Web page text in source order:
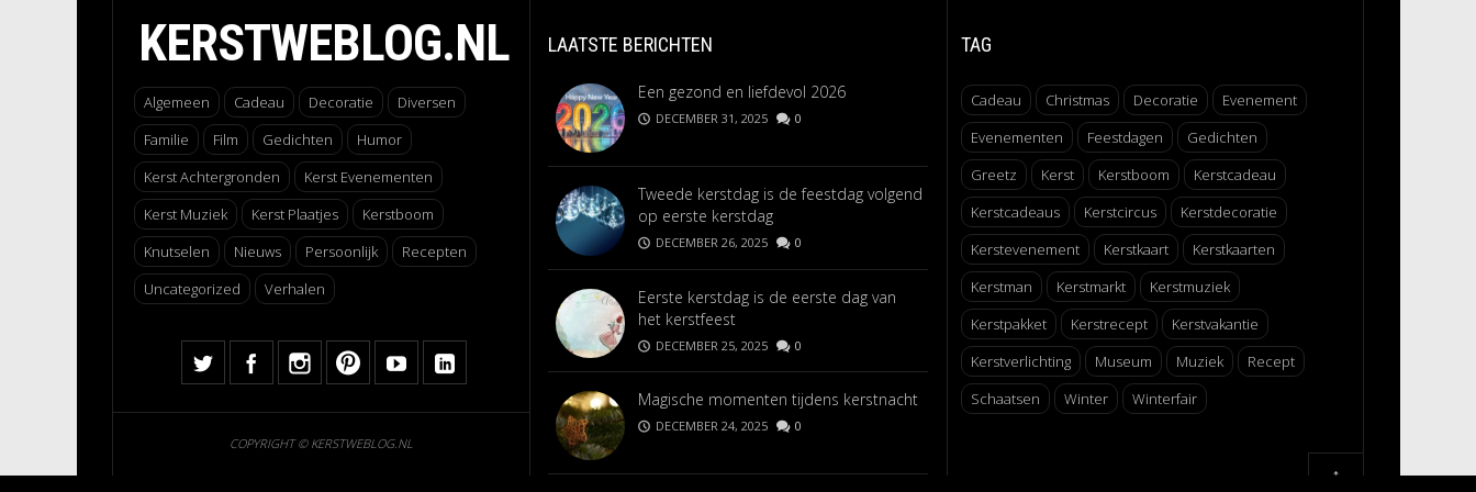
KERSTWEBLOG.NL
Algemeen Cadeau Decoratie
Diversen
Familie
Film Gedichten
Humor
Kerst Achtergronden
Kerst Evenementen
Kerst Muziek
Kerst Plaatjes
Kerstboom
Knutselen
Nieuws Persoonlijk
Recepten
Uncategorized
Verhalen
COPYRIGHT © KERSTWEBLOG.NL
LAATSTE BERICHTEN
Een gezond en liefdevol 2026
DECEMBER 31, 2025 0
Tweede kerstdag is de feestdag volgend
op eerste kerstdag
DECEMBER 26, 2025 0
Eerste kerstdag is de eerste dag van
het kerstfeest
DECEMBER 25, 2025 0
Magische momenten tijdens kerstnacht
DECEMBER 24, 2025 0
TAG
Cadeau Christmas Decoratie
Evenement
Evenementen
Feestdagen
Gedichten
Greetz
Kerst Kerstboom
Kerstcadeau
Kerstcadeaus
Kerstcircus
Kerstdecoratie
Kerstevenement
Kerstkaart
Kerstkaarten
Kerstman
Kerstmarkt
Kerstmuziek
Kerstpakket
Kerstrecept
Kerstvakantie
Kerstverlichting
Museum Muziek
Recept
Schaatsen
Winter Winterfair
↑